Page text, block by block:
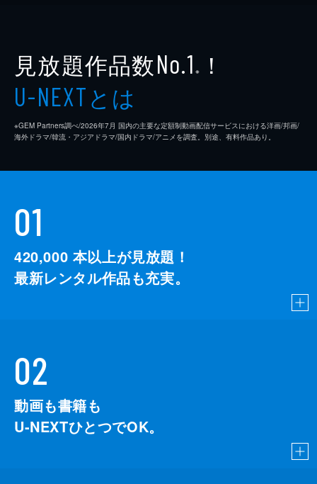
見放題作品数No.1 ※ ！
U-NEXTとは
※GEM Partners調べ/2026年7⽉ 国内の主要な定額制動画配信サービスにおける洋画/邦画/
海外ドラマ/韓流・アジアドラマ/国内ドラマ/アニメを調査。別途、有料作品あり。
01
420,000 本以上が見放題！
最新レンタル作品も充実。
02
動画も書籍も
U-NEXTひとつでOK。